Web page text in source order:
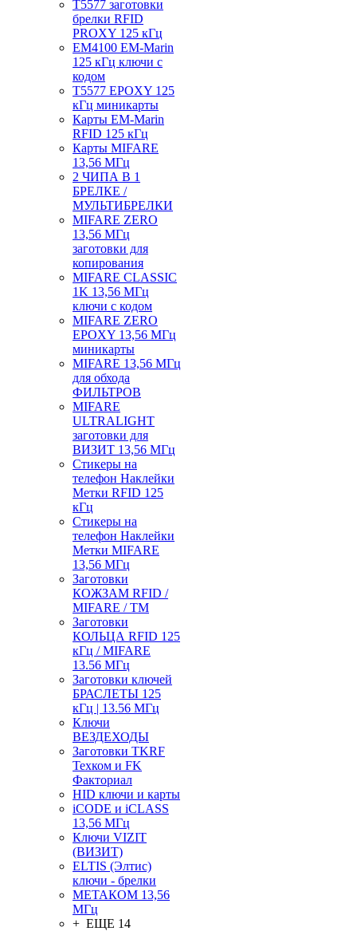
T5577 заготовки
брелки RFID
PROXY 125 кГц
EM4100 EM-Marin
125 кГц ключи с
кодом
T5577 EPOXY 125
кГц миникарты
Карты EM-Marin
RFID 125 кГц
Карты MIFARE
13,56 МГц
2 ЧИПА В 1
БРЕЛКЕ /
МУЛЬТИБРЕЛКИ
MIFARE ZERO
13,56 МГц
заготовки для
копирования
MIFARE CLASSIC
1K 13,56 МГц
ключи с кодом
MIFARE ZERO
EPOXY 13,56 МГц
миникарты
MIFARE 13,56 МГц
для обхода
ФИЛЬТРОВ
MIFARE
ULTRALIGHT
заготовки для
ВИЗИТ 13,56 МГц
Стикеры на
телефон Наклейки
Метки RFID 125
кГц
Стикеры на
телефон Наклейки
Метки MIFARE
13,56 МГц
Заготовки
КОЖЗАМ RFID /
MIFARE / TM
Заготовки
КОЛЬЦА RFID 125
кГц / MIFARE
13.56 МГц
Заготовки ключей
БРАСЛЕТЫ 125
кГц | 13.56 МГц
Ключи
ВЕЗДЕХОДЫ
Заготовки TKRF
Техком и FK
Факториал
HID ключи и карты
iCODE и iCLASS
13,56 МГц
Ключи VIZIT
(ВИЗИТ)
ELTIS (Элтис)
ключи - брелки
МЕТАКОМ 13,56
МГц
+ ЕЩЕ 14